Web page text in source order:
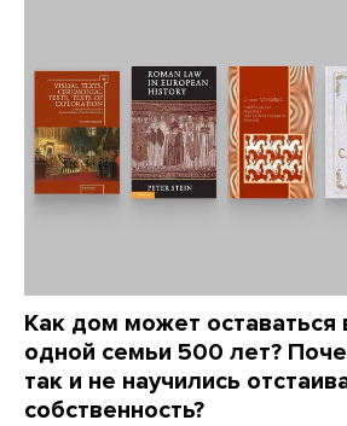
Как дом может оставаться
одной семьи 500 лет?
так и не научились
собственность?